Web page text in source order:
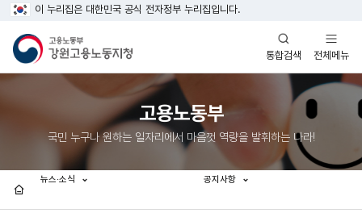
이 누리집은 대한민국 공식 전자정부 누리집입니다.
통합검색
열기
전체메뉴
열기
고용노동부
국민 누구나 원하는 일자리에서 마음껏 역량을 발휘하는 나라!
뉴스·소식 공지사항